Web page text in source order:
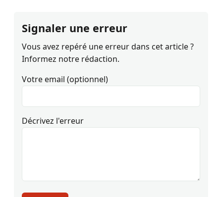
Signaler une erreur
Vous avez repéré une erreur dans cet article ?
Informez notre rédaction.
Votre email (optionnel)
Décrivez l'erreur